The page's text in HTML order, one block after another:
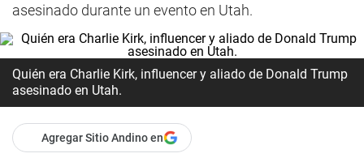
asesinado durante un evento en Utah.
Quién era Charlie Kirk, influencer y aliado de Donald Trump
asesinado en Utah.
Agregar Sitio Andino en